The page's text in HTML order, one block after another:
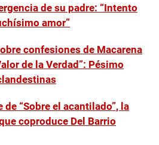
de su padre: “Intento
amor”
confesiones de Macarena
de la Verdad”: Pésimo
de “Sobre el acantilado”, la
coproduce Del Barrio